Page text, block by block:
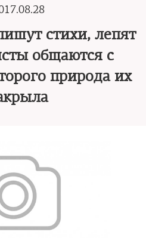
стихи, лепят
общаются с
природа их